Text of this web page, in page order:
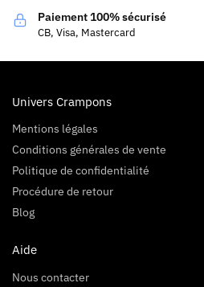
Paiement 100% sécurisé
CB, Visa, Mastercard
Univers Crampons
Mentions légales
Conditions générales de vente
Politique de confidentialité
Procédure de retour
Blog
Aide
Nous contacter